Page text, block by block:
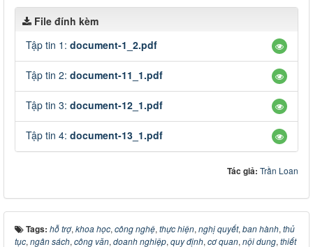
File đính kèm
Tập tin 1: document-1_2.pdf
Tập tin 2: document-11_1.pdf
Tập tin 3: document-12_1.pdf
Tập tin 4: document-13_1.pdf
Tác giả: Trần Loan
Tags: hỗ trợ, khoa học, công nghệ, thực hiện, nghị quyết, ban hành, thủ
tục, ngân sách, công văn, doanh nghiệp, quy định, cơ quan, nội dung, thiết